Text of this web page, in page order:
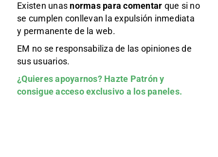
Existen unas normas para comentar que si no
se cumplen conllevan la expulsión inmediata
y permanente de la web.
EM no se responsabiliza de las opiniones de
sus usuarios.
¿Quieres apoyarnos? Hazte Patróny
consigue acceso exclusivo a los paneles.